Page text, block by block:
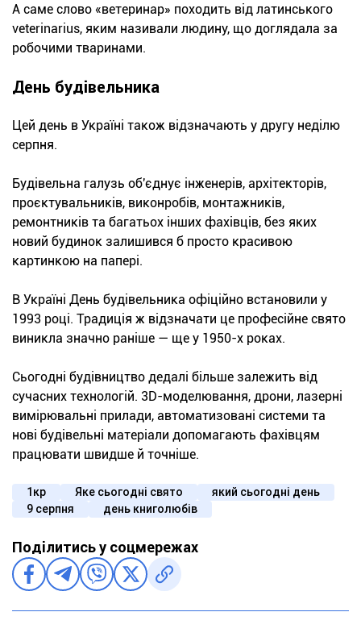
А саме слово «ветеринар» походить від латинського
veterinarius, яким називали людину, що доглядала за
робочими тваринами.
День будівельника
Цей день в Україні також відзначають у другу неділю
серпня.
Будівельна галузь об'єднує інженерів, архітекторів,
проєктувальників, виконробів, монтажників,
ремонтників та багатьох інших фахівців, без яких
новий будинок залишився б просто красивою
картинкою на папері.
В Україні День будівельника офіційно встановили у
1993 році. Традиція ж відзначати це професійне свято
виникла значно раніше — ще у 1950-х роках.
Сьогодні будівництво дедалі більше залежить від
сучасних технологій. 3D-моделювання, дрони, лазерні
вимірювальні прилади, автоматизовані системи та
нові будівельні матеріали допомагають фахівцям
працювати швидше й точніше.
1кр Яке сьогодні свято
який сьогодні день
9 серпня
день книголюбів
Поділитись у соцмережах